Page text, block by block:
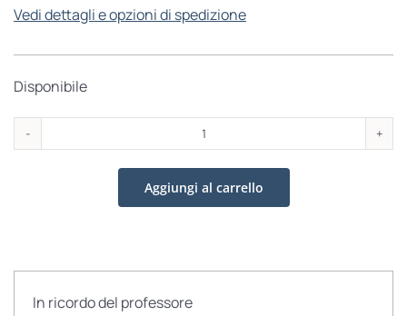
Vedi dettagli e opzioni di spedizione
Disponibile
Elio
quantità
Aggiungi al carrello
In ricordo del professore